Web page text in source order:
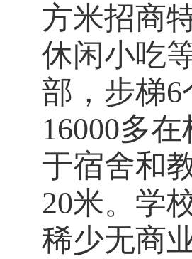
方米招商
休闲小吃
部，步梯
16000多
于宿舍和
20米。学
稀少无商